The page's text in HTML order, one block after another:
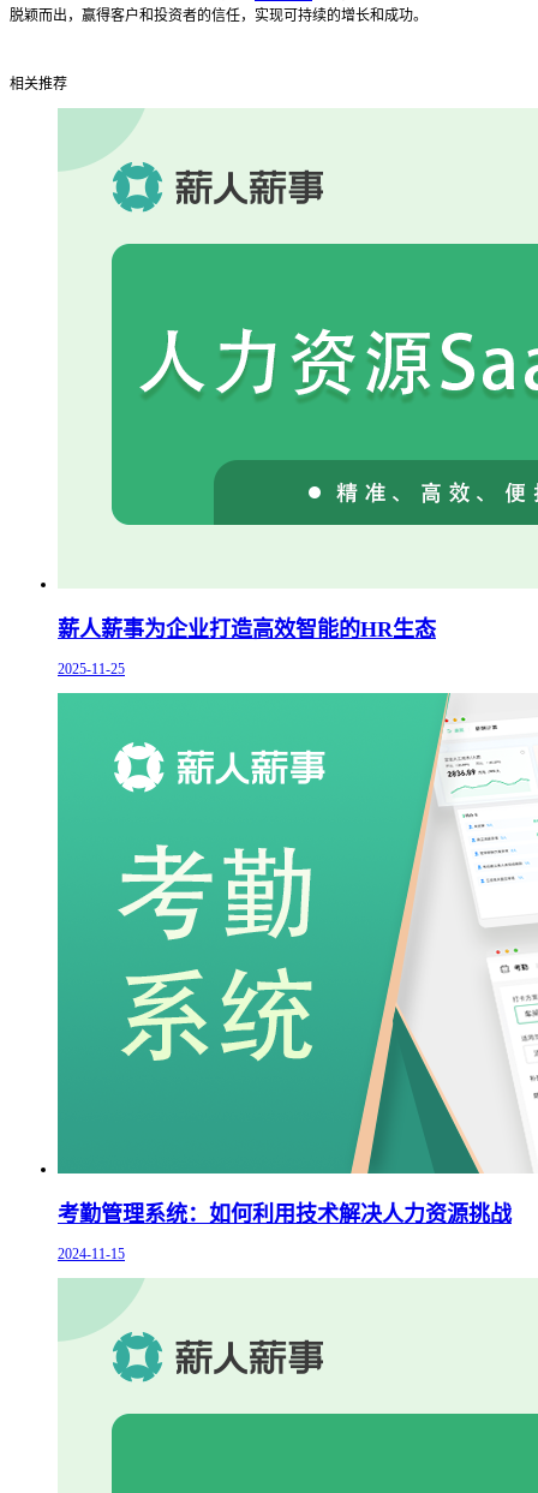
脱颖而出，赢得客户和投资者的信任，实现可持续的增长和成功。
相关推荐
薪人薪事为企业打造高效智能的HR生态
2025-11-25
考勤管理系统：如何利用技术解决人力资源挑战
2024-11-15